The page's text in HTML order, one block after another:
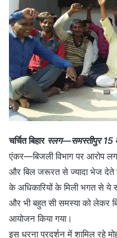
चर्चित बिहार स्लग—समस्तीपुर 15
एंकर—बिजली विभाग पर आरोप
और बिल जरूरत से ज्यादा भेज देते
के अधिकारियों के मिली भगत से ये
और भी बहुत सी समस्या को लेकर
आयोजन किया गया।
इस धरना प्रदर्शन में शामिल रहे